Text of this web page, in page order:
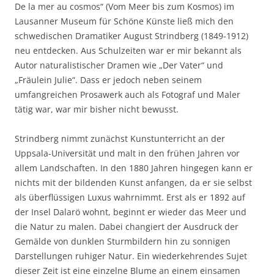
De la mer au cosmos“ (Vom Meer bis zum Kosmos) im
Lausanner Museum für Schöne Künste ließ mich den
schwedischen Dramatiker August Strindberg (1849-1912)
neu entdecken. Aus Schulzeiten war er mir bekannt als
Autor naturalistischer Dramen wie „Der Vater“ und
„Fräulein Julie“. Dass er jedoch neben seinem
umfangreichen Prosawerk auch als Fotograf und Maler
tätig war, war mir bisher nicht bewusst.
Strindberg nimmt zunächst Kunstunterricht an der
Uppsala-Universität und malt in den frühen Jahren vor
allem Landschaften. In den 1880 Jahren hingegen kann er
nichts mit der bildenden Kunst anfangen, da er sie selbst
als überflüssigen Luxus wahrnimmt. Erst als er 1892 auf
der Insel Dalarö wohnt, beginnt er wieder das Meer und
die Natur zu malen. Dabei changiert der Ausdruck der
Gemälde von dunklen Sturmbildern hin zu sonnigen
Darstellungen ruhiger Natur. Ein wiederkehrendes Sujet
dieser Zeit ist eine einzelne Blume an einem einsamen